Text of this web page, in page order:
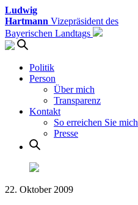
Ludwig
Hartmann Vizepräsident des
Bayerischen Landtags
Politik
Person
Über mich
Transparenz
Kontakt
So erreichen Sie mich
Presse
22. Oktober 2009